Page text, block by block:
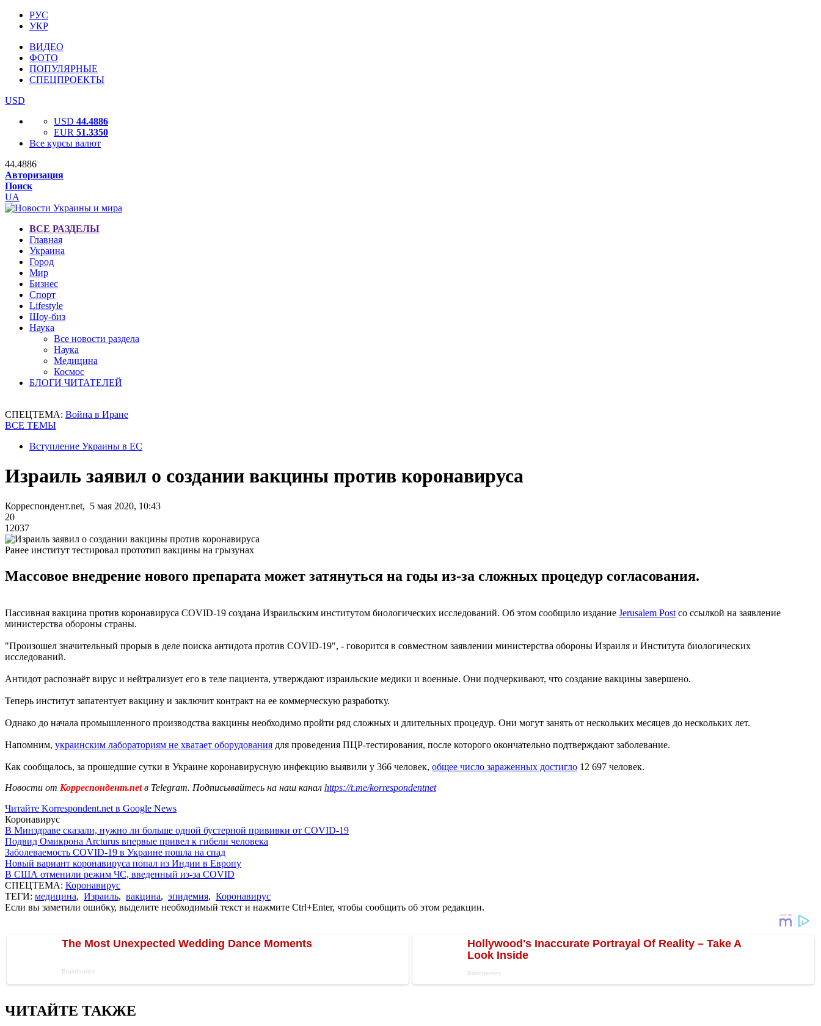
РУС
УКР
ВИДЕО
ФОТО
ПОПУЛЯРНЫЕ
СПЕЦПРОЕКТЫ
USD
USD 44.4886
EUR 51.3350
Все курсы валют
44.4886
Авторизация
Поиск
UA
ВСЕ РАЗДЕЛЫ
Главная
Украина
Город
Мир
Бизнес
Спорт
Lifestyle
Шоу-биз
Наука
Все новости раздела
Наука
Медицина
Космос
БЛОГИ ЧИТАТЕЛЕЙ
СПЕЦТЕМА: Война в Иране
ВСЕ ТЕМЫ
Вступление Украины в ЕС
Израиль заявил о создании вакцины против коронавируса
Корреспондент.net, 5 мая 2020, 10:43
20
12037
Ранее институт тестировал прототип вакцины на грызунах
Массовое внедрение нового препарата может затянуться на годы из-за сложных процедур согласования.
Пассивная вакцина против коронавируса COVID-19 создана Израильским институтом биологических исследований. Об этом сообщило издание Jerusalem Post со ссылкой на заявление
министерства обороны страны.
"Произошел значительный прорыв в деле поиска антидота против COVID-19", - говорится в совместном заявлении министерства обороны Израиля и Института биологических
исследований.
Антидот распознаёт вирус и нейтрализует его в теле пациента, утверждают израильские медики и военные. Они подчеркивают, что создание вакцины завершено.
Теперь институт запатентует вакцину и заключит контракт на ее коммерческую разработку.
Однако до начала промышленного производства вакцины необходимо пройти ряд сложных и длительных процедур. Они могут занять от нескольких месяцев до нескольких лет.
Напомним, украинским лабораториям не хватает оборудования для проведения ПЦР-тестирования, после которого окончательно подтверждают заболевание.
Как сообщалось, за прошедшие сутки в Украине коронавирусную инфекцию выявили у 366 человек, общее число зараженных достигло 12 697 человек.
Новости от Корреспондент.netв Telegram. Подписывайтесь на наш канал https://t.me/korrespondentnet
Читайте Korrespondent.net в Google News
Коронавирус
В Минздраве сказали, нужно ли больше одной бустерной прививки от COVID-19
Подвид Омикрона Arcturus впервые привел к гибели человека
Заболеваемость COVID-19 в Украине пошла на спад
Новый вариант коронавируса попал из Индии в Европу
В США отменили режим ЧС, введенный из-за COVID
СПЕЦТЕМА: Коронавирус
ТЕГИ: медицина, Израиль, вакцина, эпидемия, Коронавирус
Если вы заметили ошибку, выделите необходимый текст и нажмите Ctrl+Enter, чтобы сообщить об этом редакции.
ЧИТАЙТЕ ТАКЖЕ